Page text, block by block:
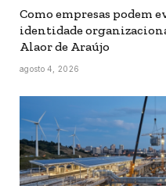
Como empresas podem
identidade
Alaor de Araújo
agosto 4, 2026